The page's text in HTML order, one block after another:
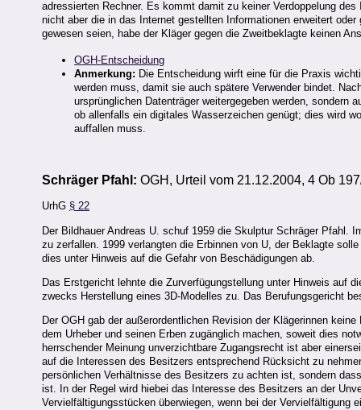
adressierten Rechner. Es kommt damit zu keiner Verdoppelung
nicht aber die in das Internet gestellten Informationen erweitert
gewesen seien, habe der Kläger gegen die Zweitbeklagte keinen
OGH-Entscheidung
Anmerkung: Die Entscheidung wirft eine für die Praxis
werden muss, damit sie auch spätere Verwender bindet.
ursprünglichen Datenträger weitergegeben werden,
ob allenfalls ein digitales Wasserzeichen genügt; dies wird
auffallen muss.
Schräger Pfahl: OGH, Urteil vom 21.12.2004, 4 Ob
UrhG § 22
Der Bildhauer Andreas U. schuf 1959 die Skulptur Schräger Pfahl.
zu zerfallen. 1999 verlangten die Erbinnen von U, der Beklagte
dies unter Hinweis auf die Gefahr von Beschädigungen ab.
Das Erstgericht lehnte die Zurverfügungstellung unter Hinweis auf
zwecks Herstellung eines 3D-Modelles zu. Das Berufungsgericht
Der OGH gab der außerordentlichen Revision der Klägerinnen
dem Urheber und seinen Erben zugänglich machen, soweit dies
herrschender Meinung unverzichtbare Zugangsrecht ist aber
auf die Interessen des Besitzers entsprechend Rücksicht zu
persönlichen Verhältnisse des Besitzers zu achten ist, sondern
ist. In der Regel wird hiebei das Interesse des Besitzers an der
Vervielfältigungsstücken überwiegen, wenn bei der